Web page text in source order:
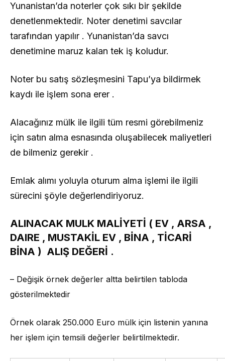
Yunanistan’da noterler çok sıkı bir şekilde
denetlenmektedir. Noter denetimi savcılar
tarafından yapılır . Yunanistan’da savcı
denetimine maruz kalan tek iş koludur.
Noter bu satış sözleşmesini Tapu’ya bildirmek
kaydı ile işlem sona erer .
Alacağınız mülk ile ilgili tüm resmi görebilmeniz
için satın alma esnasında oluşabilecek maliyetleri
de bilmeniz gerekir .
Emlak alımı yoluyla oturum alma işlemi ile ilgili
sürecini şöyle değerlendiriyoruz.
ALINACAK MULK MALİYETİ ( EV , ARSA ,
DAIRE , MUSTAKİL EV , BİNA , TİCARİ
BİNA ) ALIŞ DEĞERİ .
– Değişik örnek değerler altta belirtilen tabloda
gösterilmektedir
Örnek olarak 250.000 Euro mülk için listenin yanına
her işlem için temsili değerler belirtilmektedir.